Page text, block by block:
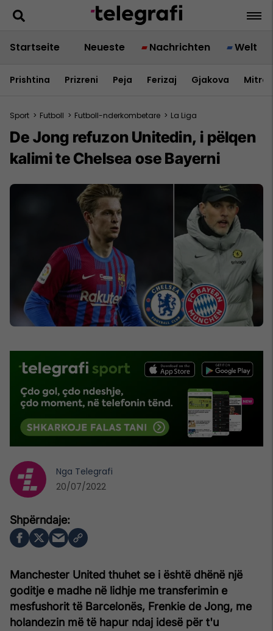
Startseite Neueste Nachrichten Welt
Prishtina Prizreni Peja Ferizaj Gjakova
Sport > Futboll > Futboll-nderkombetare > La Liga
De Jong refuzon Unitedin, i pëlqen
kalimi te Chelsea ose Bayerni
Manchester United thuhet se i është dhënë një
goditje e madhe në lidhje me transferimin e
mesfushorit të Barcelonës, Frenkie de Jong, me
holandezin më të hapur ndaj idesë për t'u
Nga Telegrafi
20/07/2022